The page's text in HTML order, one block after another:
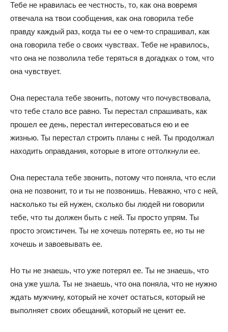
Тебе не нравилась ее честность, то, как она вовремя
отвечала на твои сообщения, как она говорила тебе
правду каждый раз, когда ты ее о чем-то спрашивал, как
она говорила тебе о своих чувствах. Тебе не нравилось,
что она не позволила тебе теряться в догадках о том, что
она чувствует.
Она перестала тебе звонить, потому что почувствовала,
что тебе стало все равно. Ты перестал спрашивать, как
прошел ее день, перестал интересоваться ею и ее
жизнью. Ты перестал строить планы с ней. Ты продолжал
находить оправдания, которые в итоге оттолкнули ее.
Она перестала тебе звонить, потому что поняла, что если
она не позвонит, то и ты не позвонишь. Неважно, что с ней,
насколько ты ей нужен, сколько бы людей ни говорили
тебе, что ты должен быть с ней. Ты просто упрям. Ты
просто эгоистичен. Ты не хочешь потерять ее, но ты не
хочешь и завоевывать ее.
Но ты не знаешь, что уже потерял ее. Ты не знаешь, что
она уже ушла. Ты не знаешь, что она поняла, что не нужно
ждать мужчину, который не хочет остаться, который не
выполняет своих обещаний, который не ценит ее.